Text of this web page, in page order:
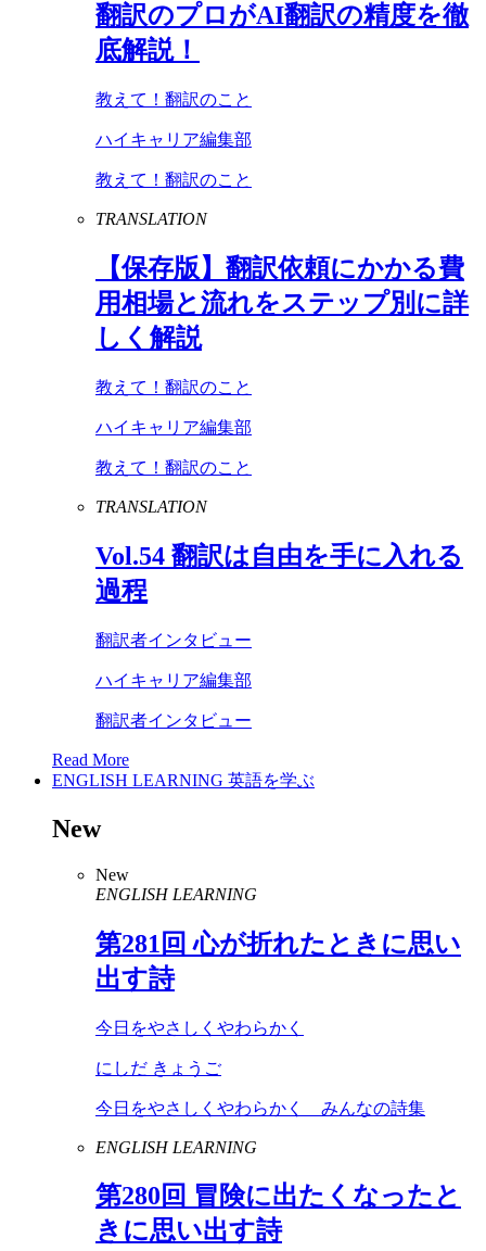
翻訳のプロがAI翻訳の精度を徹
底解説！
教えて！翻訳のこと
ハイキャリア編集部
教えて！翻訳のこと
TRANSLATION
【保存版】翻訳依頼にかかる費
用相場と流れをステップ別に詳
しく解説
教えて！翻訳のこと
ハイキャリア編集部
教えて！翻訳のこと
TRANSLATION
Vol.54 翻訳は自由を手に入れる
過程
翻訳者インタビュー
ハイキャリア編集部
翻訳者インタビュー
Read More
ENGLISH LEARNING 英語を学ぶ
New
New
ENGLISH LEARNING
第281 回 心が折れたときに思い
出す詩
今日をやさしくやわらかく
にしだ きょうご
今日をやさしくやわらかく みんなの詩集
ENGLISH LEARNING
第280回 冒険に出たくなったと
きに思い出す詩